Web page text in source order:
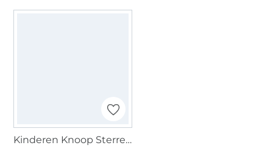
Kinderen Knoop Sterren, donkergroen